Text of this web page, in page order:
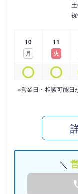
土
祝
10
月
11
火
※営業日・相談可能日